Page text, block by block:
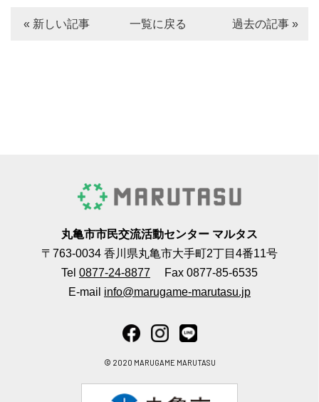
« 新しい記事 一覧に戻る 過去の記事 »
丸亀市市民交流活動センター マルタス
〒763-0034 香川県丸亀市大手町2丁目4番11号
Tel 0877-24-8877
Fax 0877-85-6535
E-mail info@marugame-marutasu.jp
© 2020 MARUGAME MARUTASU